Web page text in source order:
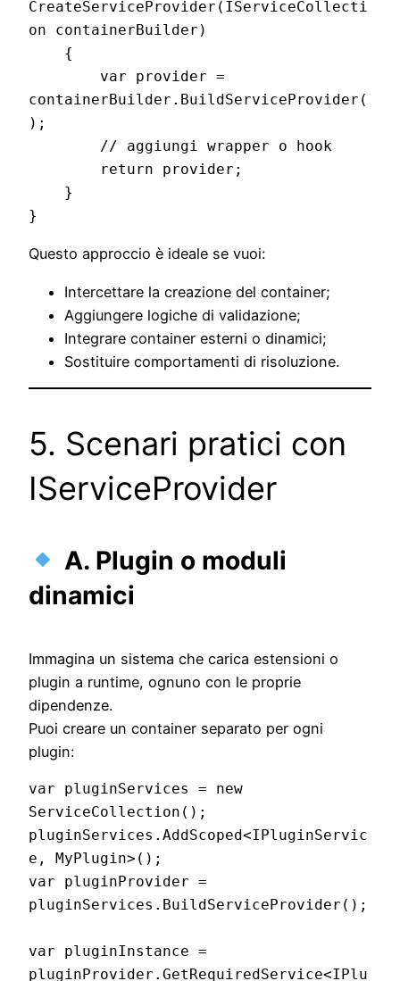
CreateServiceProvider(IServiceCollecti
on containerBuilder)
containerBuilder.BuildServiceProvider(
);
Questo approccio è ideale se vuoi:
Intercettare la creazione del container;
Aggiungere logiche di validazione;
Integrare container esterni o dinamici;
Sostituire comportamenti di risoluzione.
5. Scenari pratici con
IServiceProvider
A. Plugin o moduli
dinamici
Immagina un sistema che carica estensioni o
plugin a runtime, ognuno con le proprie
dipendenze.
Puoi creare un container separato per ogni
plugin:
var pluginServices = new
ServiceCollection();
pluginServices.AddScoped<IPluginServic
e, MyPlugin>();
var pluginProvider =
pluginServices.BuildServiceProvider();
var pluginInstance =
pluginProvider.GetRequiredService<IPlu